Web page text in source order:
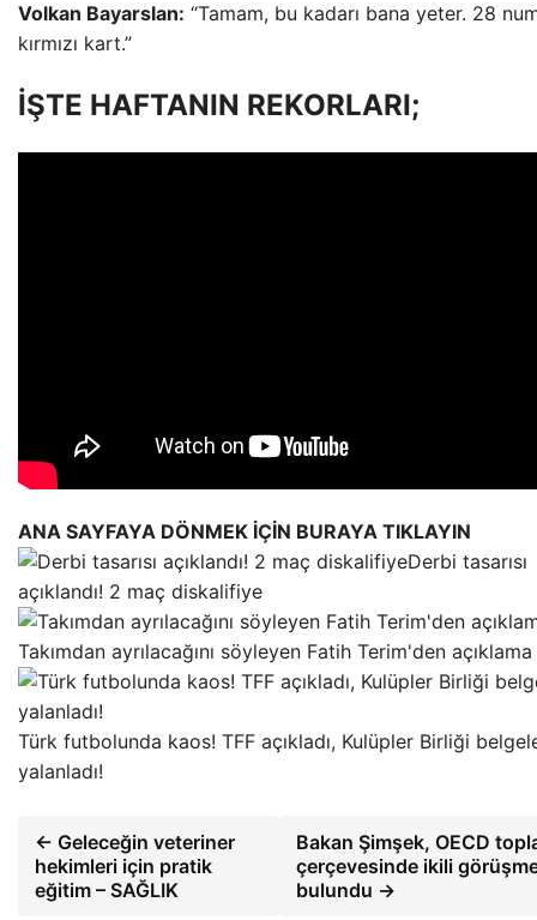
Volkan Bayarslan: “Tamam, bu kadarı bana yeter. 28
kırmızı kart.”
İŞTE HAFTANIN REKORLARI;
ANA SAYFAYA DÖNMEK İÇİN BURAYA TIKLAYIN
Derbi tasarısı
açıklandı! 2 maç diskalifiye
Takımdan ayrılacağını söyleyen Fatih Terim'den
Türk futbolunda kaos! TFF açıkladı, Kulüpler Birliği
yalanladı!
← Geleceğin veteriner
hekimleri için pratik
eğitim – SAĞLIK
Bakan Şimşek, OECD
çerçevesinde ikili
bulundu →